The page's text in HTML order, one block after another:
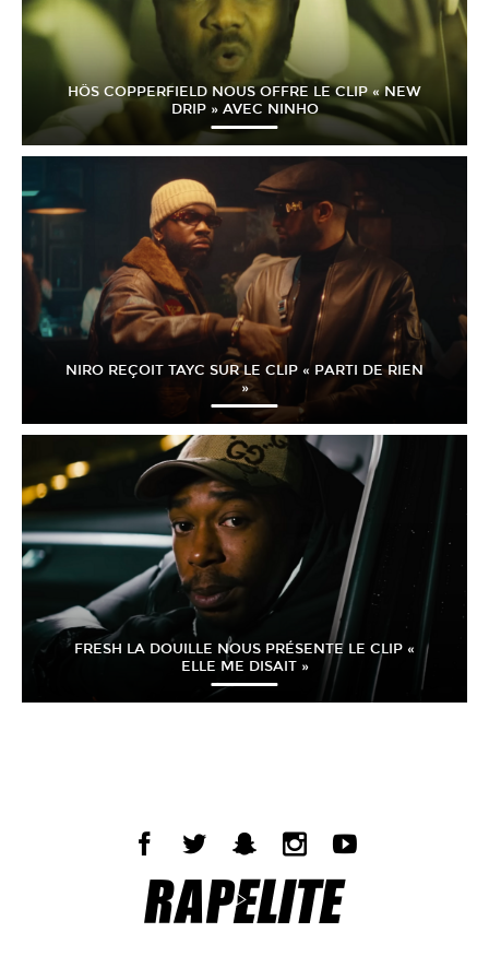
HÖS COPPERFIELD NOUS OFFRE LE CLIP « NEW
DRIP » AVEC NINHO
NIRO REÇOIT TAYC SUR LE CLIP « PARTI DE RIEN
»
FRESH LA DOUILLE NOUS PRÉSENTE LE CLIP «
ELLE ME DISAIT »